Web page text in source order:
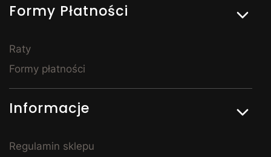
punktem całej sypialni. Łóżka z pojemnikiem na
pościel to rozwiązanie szczególnie popularne w
zagospodarować przestrzeń i utrzymać porządek. Do
nocne i toaletki – tak, by całe pomieszczenie tworzyło
spójną, harmonijną całość. Meble do sypialni w
Kornelo są dostępne w wielu wariantach
wykończenia, dzięki czemu z łatwością stworzysz
Meble młodzieżowe – stylowe i
Formy Płatności
Raty
Formy płatności
Informacje
Regulamin sklepu